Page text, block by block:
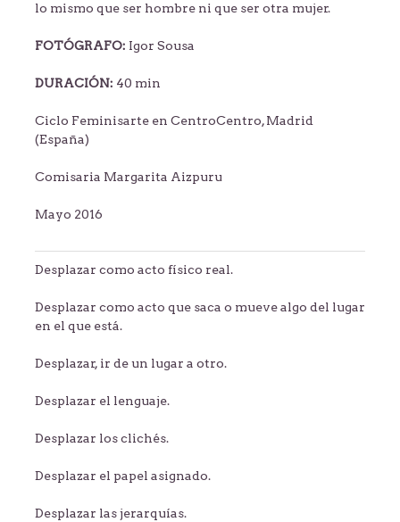
lo mismo que ser hombre ni que ser otra mujer.
FOTÓGRAFO: Igor Sousa
DURACIÓN: 40 min
Ciclo Feminisarte en CentroCentro, Madrid
(España)
Comisaria Margarita Aizpuru
Mayo 2016
Desplazar como acto físico real.
Desplazar como acto que saca o mueve algo del lugar
en el que está.
Desplazar, ir de un lugar a otro.
Desplazar el lenguaje.
Desplazar los clichés.
Desplazar el papel asignado.
Desplazar las jerarquías.